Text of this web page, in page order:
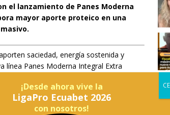
el lanzamiento de Panes Moderna
mayor aporte proteico en una
saciedad, energía sostenida y
línea Panes Moderna Integral Extra
la proteína como un nutriente de
y conscientes.
deporte y pasó a formar parte de la
¡Desde ahora vive la
LigaPro Ecuabet 2026
con nosotros!